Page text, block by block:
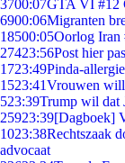
3700:07GTA VI #12
6900:06Migranten
18500:05Oorlog Iran
27423:56Post hier
1723:49Pinda-
1523:41Vrouwen
523:39Trump wil dat
25923:39[Dagboek]
1023:38Rechtszaak
advocaat